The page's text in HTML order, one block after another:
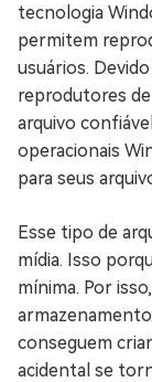
tecnologia
permitem
usuários.
reprodutores
arquivo
operacionais
para seus
Esse tipo de
mídia. Isso
mínima. Por
conseguem
acidental se